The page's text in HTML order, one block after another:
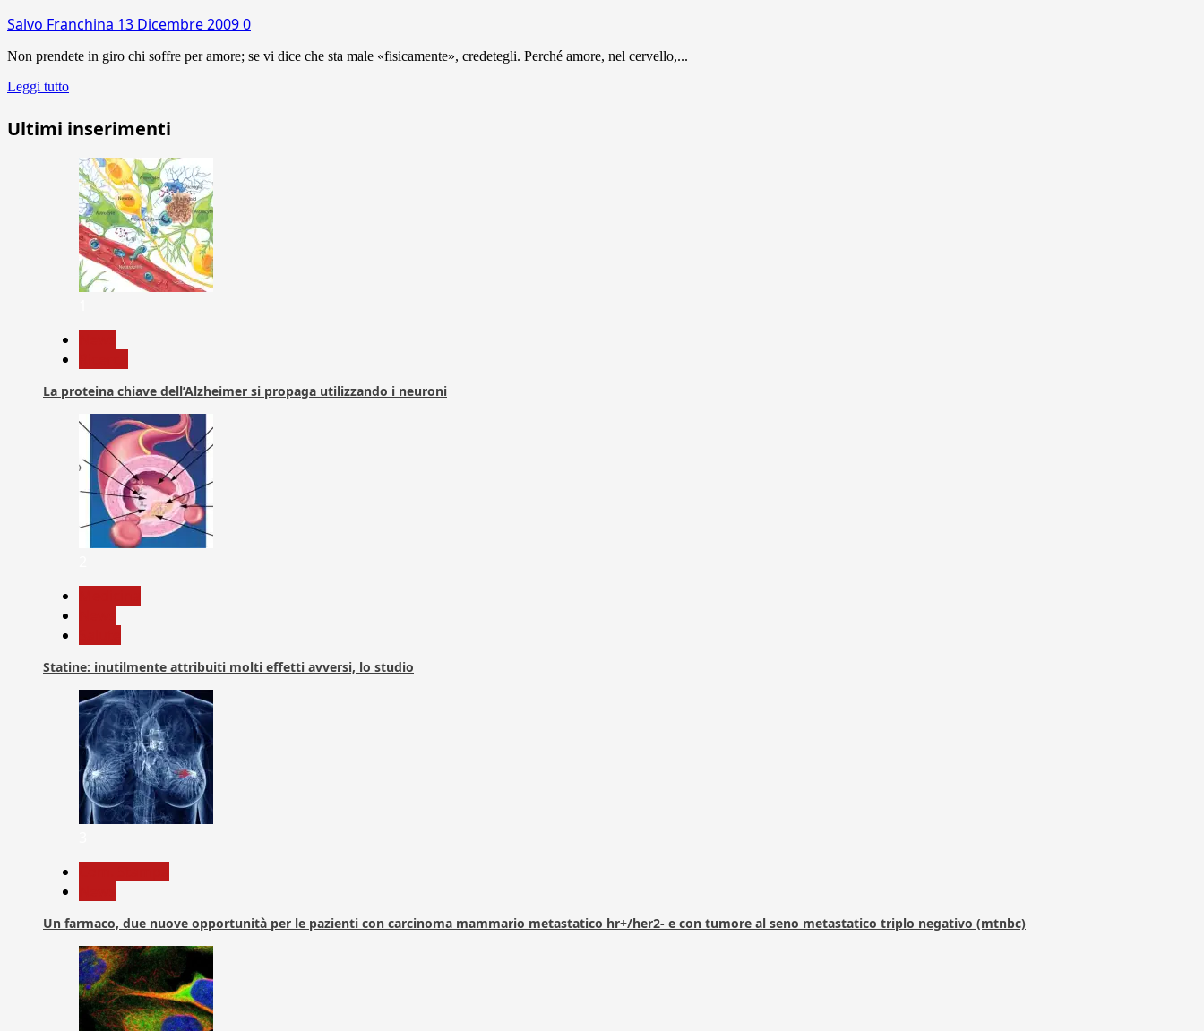
Salvo Franchina 13 Dicembre 20090
Non prendete in giro chi soffre per amore; se vi dice che sta male «fisicamente», credetegli. Perché amore, nel cervello,...
Leggi tutto
Ultimi inserimenti
La proteina chiave dell’Alzheimer si propaga utilizzando i neuroni
Statine: inutilmente attribuiti molti effetti avversi, lo studio
Un farmaco, due nuove opportunità per le pazienti con carcinoma mammario metastatico hr+/her2- e con tumore al seno metastatico triplo negativo (mtnbc)